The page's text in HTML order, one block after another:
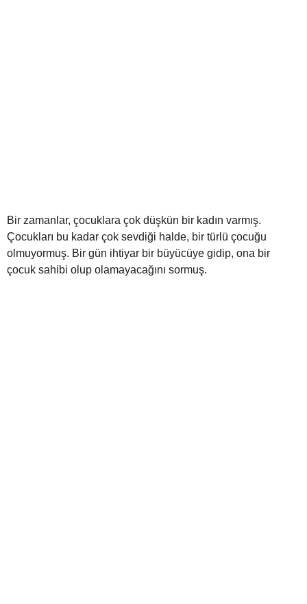
Bir zamanlar, çocuklara çok düşkün bir kadın varmış.
Çocukları bu kadar çok sevdiği halde, bir türlü çocuğu
olmuyormuş. Bir gün ihtiyar bir büyücüye gidip, ona bir
çocuk sahibi olup olamayacağını sormuş.